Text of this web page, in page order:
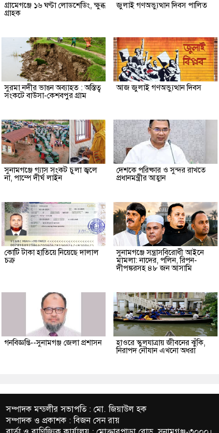
গ্রামেগঞ্জে ১৬ ঘণ্টা লোডশেডিং, ক্ষুব্ধ
গ্রাহক
জুলাই গণঅভ্যুত্থান দিবস পালিত
সুরমা নদীর ভাঙন অব্যাহত : অস্তিত্ব
সংকটে বাউসা-কেশবপুর গ্রাম
আজ জুলাই গণঅভ্যুত্থান দিবস
সুনামগঞ্জে গ্যাস সংকট চুলা জ্বলে
না, পাম্পে দীর্ঘ লাইন
দেশকে পরিষ্কার ও সুন্দর রাখতে
প্রধানমন্ত্রীর আহ্বান
কোটি টাকা হাতিয়ে নিয়েছে দালাল
চক্র
‎সুনামগঞ্জে সন্ত্রাসবিরোধী আইনে
মামলা: নাদের, পলিন, রিপন-
দীপঙ্করসহ ৪৮ জন আসামি
গনবিজ্ঞপ্তি--সুনামগঞ্জ জেলা প্রশাসন
হাওরে স্কুলযাত্রায় জীবনের ঝুঁকি,
নিরাপদ নৌযান এখনো অধরা
সম্পাদক মন্ডলীর সভাপতি : মো. জিয়াউল হক
সম্পাদক ও প্রকাশক : বিজন সেন রায়